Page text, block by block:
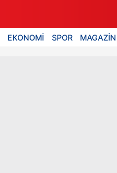
EKONOMİ SPOR MAGAZİN